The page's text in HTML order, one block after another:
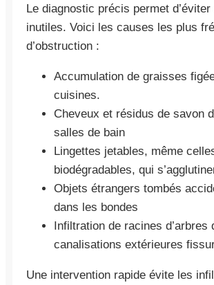
Le diagnostic précis permet
inutiles. Voici les causes les plus
d’obstruction :
Accumulation de graisses
cuisines.
Cheveux et résidus de savon
salles de bain
Lingettes jetables, même
biodégradables, qui
Objets étrangers tombés
dans les bondes
Infiltration de racines d’arbres
canalisations extérieures
Une intervention rapide évite les